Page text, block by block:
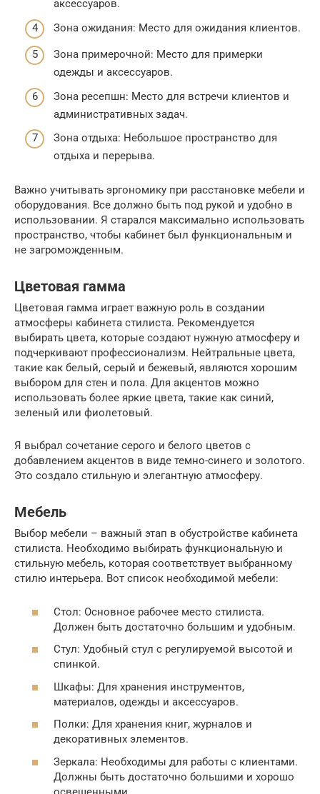
аксессуаров.
Зона ожидания: Место для ожидания клиентов.
Зона примерочной: Место для примерки
одежды и аксессуаров.
Зона ресепшн: Место для встречи клиентов и
административных задач.
Зона отдыха: Небольшое пространство для
отдыха и перерыва.
Важно учитывать эргономику при расстановке мебели и
оборудования. Все должно быть под рукой и удобно в
использовании. Я старался максимально использовать
пространство, чтобы кабинет был функциональным и
не загроможденным.
Цветовая гамма
Цветовая гамма играет важную роль в создании
атмосферы кабинета стилиста. Рекомендуется
выбирать цвета, которые создают нужную атмосферу и
подчеркивают профессионализм. Нейтральные цвета,
такие как белый, серый и бежевый, являются хорошим
выбором для стен и пола. Для акцентов можно
использовать более яркие цвета, такие как синий,
зеленый или фиолетовый.
Я выбрал сочетание серого и белого цветов с
добавлением акцентов в виде темно-синего и золотого.
Это создало стильную и элегантную атмосферу.
Мебель
Выбор мебели – важный этап в обустройстве кабинета
стилиста. Необходимо выбирать функциональную и
стильную мебель, которая соответствует выбранному
стилю интерьера. Вот список необходимой мебели:
Стол: Основное рабочее место стилиста.
Должен быть достаточно большим и удобным.
Стул: Удобный стул с регулируемой высотой и
спинкой.
Шкафы: Для хранения инструментов,
материалов, одежды и аксессуаров.
Полки: Для хранения книг, журналов и
декоративных элементов.
Зеркала: Необходимы для работы с клиентами.
Должны быть достаточно большими и хорошо